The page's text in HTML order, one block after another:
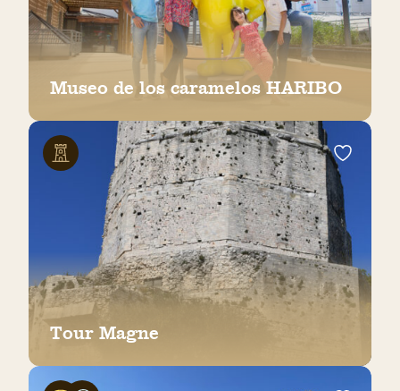
Museo de los caramelos HARIBO
Tour Magne